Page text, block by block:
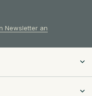
Newsletter an